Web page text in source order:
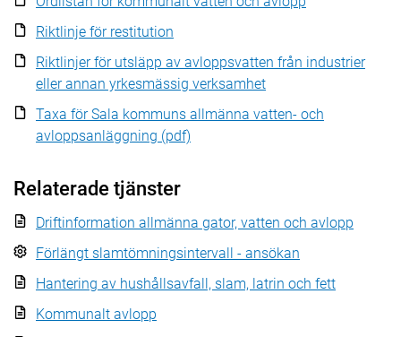
Riktlinje för restitution
Riktlinjer för utsläpp av avloppsvatten från industrier
eller annan yrkesmässig verksamhet
Taxa för Sala kommuns allmänna vatten- och
avloppsanläggning (pdf)
Relaterade tjänster
Driftinformation allmänna gator, vatten och avlopp
Förlängt slamtömningsintervall - ansökan
Hantering av hushållsavfall, slam, latrin och fett
Kommunalt avlopp